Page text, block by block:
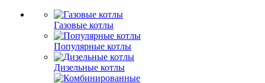
Газовые котлы
Популярные котлы
Дизельные котлы